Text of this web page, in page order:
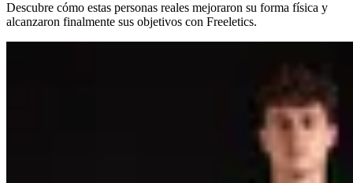
Descubre cómo estas personas reales mejoraron su forma física y
alcanzaron finalmente sus objetivos con Freeletics.